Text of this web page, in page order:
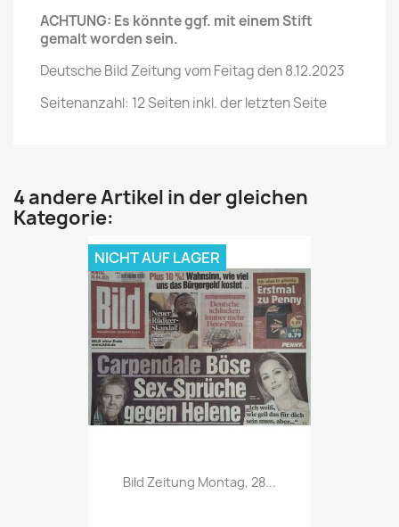
ACHTUNG: Es könnte ggf. mit einem Stift
gemalt worden sein.
Deutsche Bild Zeitung vom Feitag den 8.12.2023
Seitenanzahl: 12 Seiten inkl. der letzten Seite
4 andere Artikel in der gleichen
Kategorie:
Vorschau
Bild Zeitung Montag, 28...
NICHT AUF LAGER